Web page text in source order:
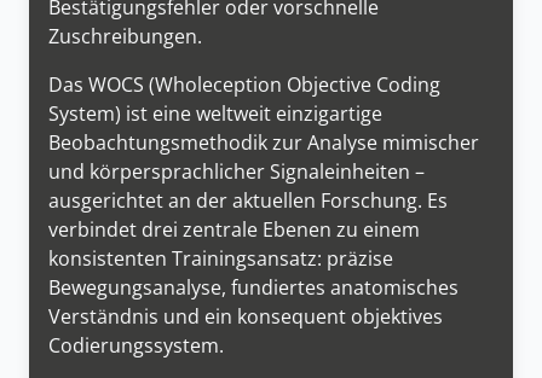
Bestätigungsfehler oder vorschnelle
Zuschreibungen.
Das WOCS (Wholeception Objective Coding
System) ist eine weltweit einzigartige
Beobachtungsmethodik zur Analyse mimischer
und körpersprachlicher Signaleinheiten –
ausgerichtet an der aktuellen Forschung. Es
verbindet drei zentrale Ebenen zu einem
konsistenten Trainingsansatz: präzise
Bewegungsanalyse, fundiertes anatomisches
Verständnis und ein konsequent objektives
Codierungssystem.